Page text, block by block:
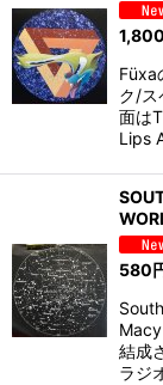
1,800
Füxa
ク/ス
面は
Lips
580
結成
ラジ